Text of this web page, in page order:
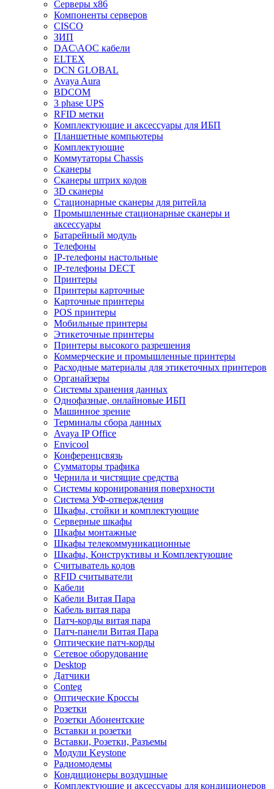
Серверы x86
Компоненты серверов
CISCO
ЗИП
DAC\AOC кабели
ELTEX
DCN GLOBAL
Avaya Aura
BDCOM
3 phase UPS
RFID метки
Комплектующие и аксессуары для ИБП
Планшетные компьютеры
Комплектующие
Коммутаторы Chassis
Сканеры
Сканеры штрих кодов
3D сканеры
Стационарные сканеры для ритейла
Промышленные стационарные сканеры и
аксессуары
Батарейный модуль
Телефоны
IP-телефоны настольные
IP-телефоны DECT
Принтеры
Принтеры карточные
Карточные принтеры
POS принтеры
Мобильные принтеры
Этикеточные принтеры
Принтеры высокого разрешения
Коммерческие и промышленные принтеры
Расходные материалы для этикеточных принтеров
Органайзеры
Системы хранения данных
Однофазные, онлайновые ИБП
Машинное зрение
Терминалы сбора данных
Avaya IP Office
Envicool
Конференцсвязь
Сумматоры трафика
Чернила и чистящие средства
Системы коронирования поверхности
Cистема УФ-отверждения
Шкафы, стойки и комплектующие
Серверные шкафы
Шкафы монтажные
Шкафы телекоммуникационные
Шкафы, Конструктивы и Комплектующие
Считыватель кодов
RFID считыватели
Кабели
Кабели Витая Пара
Кабель витая пара
Патч-корды витая пара
Патч-панели Витая Пара
Оптические патч-корды
Сетевое оборудование
Desktop
Датчики
Conteg
Оптические Кроссы
Розетки
Розетки Абонентские
Вставки и розетки
Вставки, Розетки, Разъемы
Модули Keystone
Радиомодемы
Кондиционеры воздушные
Комплектующие и аксессуары для кондиционеров